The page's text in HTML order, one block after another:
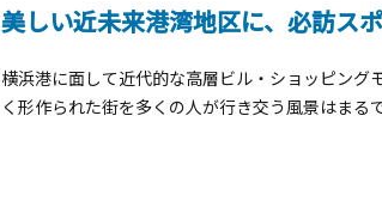
美しい近未来港湾地区に、必訪ス
横浜港に面して近代的な高層ビル・ショッピング
く形作られた街を多くの人が行き交う風景はま